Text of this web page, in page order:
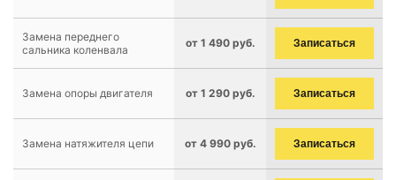
Замена переднего
сальника коленвала
от 1 490 руб. Записаться
Замена опоры двигателя от 1 290 руб. Записаться
Замена натяжителя цепи от 4 990 руб. Записаться